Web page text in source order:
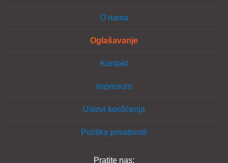
O nama
Oglašavanje
Kontakt
Impresum
Uslovi korišćenja
Politika privatnosti
Pratite nas: